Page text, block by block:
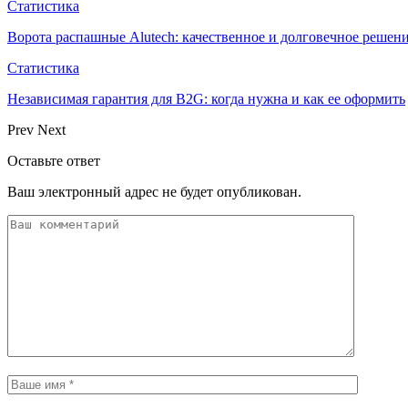
Статистика
Ворота распашные Alutech: качественное и долговечное
Статистика
Независимая гарантия для B2G: когда нужна и как ее оформить
Prev Next
Оставьте ответ
Ваш электронный адрес не будет опубликован.